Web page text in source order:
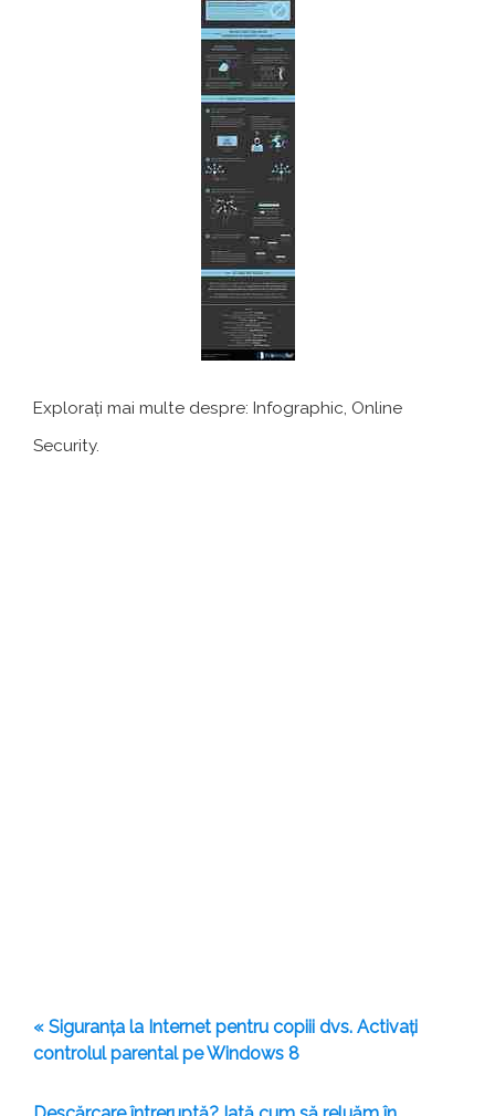
Explorați mai multe despre: Infographic, Online
Security.
« Siguranța la Internet pentru copiii dvs. Activați
controlul parental pe Windows 8